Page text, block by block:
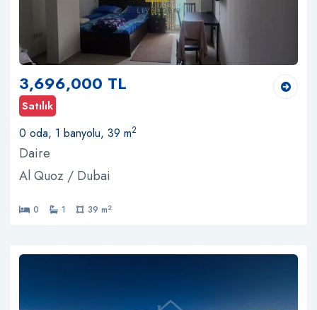
3,696,000 TL
Satılık
0 oda, 1 banyolu, 39 m2
Daire
Al Quoz / Dubai
0 1 39 m2